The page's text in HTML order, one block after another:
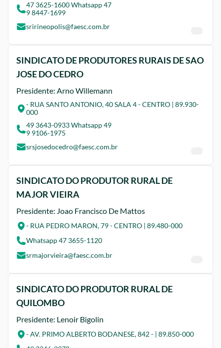
47 3625-1600 Whatsapp 47
9 8447-1699
sririneopolis@faesc.com.br
SINDICATO DE PRODUTORES RURAIS DE SAO
JOSE DO CEDRO
Presidente: Arno Willemann
- RUA SANTO ANTONIO, 40 SALA 4 - CENTRO | 89.930-
000
49 3643-0933 Whatsapp 49
9 9106-1975
srsjosedocedro@faesc.com.br
SINDICATO DO PRODUTOR RURAL DE
MAJOR VIEIRA
Presidente: Joao Francisco De Mattos
- RUA PEDRO MARON, 79 - CENTRO | 89.480-000
Whatsapp 47 3655-1120
srmajorvieira@faesc.com.br
SINDICATO DO PRODUTOR RURAL DE
QUILOMBO
Presidente: Lenoir Bigolin
- AV. PRIMO ALBERTO BODANESE, 842 - | 89.850-000